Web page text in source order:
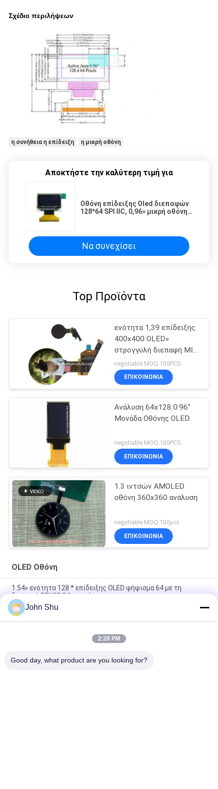
Σχέδιο περιλήψεων
η συνήθεια η επίδειξη η μικρή οθόνη
Αποκτήστε την καλύτερη τιμή για
Οθόνη επίδειξης Oled διεπαφών
128*64 SPI IIC, 0,96» μικρή οθόνη
Να συνεχίσει
Top Προϊόντα
ενότητα 1,39 επίδειξης
400x400 OLED»
στρογγυλή διεπαφή MIPI
DSI κατεύθυνση 6 η ώρα
negotiable MOQ:100PCS
ΕΠΙΚΟΙΝΩΝΊΑ
Ανάλυση 64x128 0.96''
Μονάδα Οθόνης OLED
negotiable MOQ:100PCS
ΕΠΙΚΟΙΝΩΝΊΑ
1.3 ιντσών AMOLED
οθόνη 360x360 ανάλυση
negotiable MOQ:100pcs
ΕΠΙΚΟΙΝΩΝΊΑ
OLED Οθόνη
1.54» ενότητα 128 * επίδειξης OLED ψήφισμα 64 με τη
διεπαφή SPI/IIC 24 καρφίτσα
Διαφανής ενότητα επίδειξης OLED διεπαφή υποστήριξης I2c
SSD1306 I2C 0,69 ιντσών 96x16
15PINs 4 - ενότητα οθόνης καλωδίων SPI OLED, 0,71» επίδειξη
John Shu
2:28 PM
Good day, what product are you looking for?